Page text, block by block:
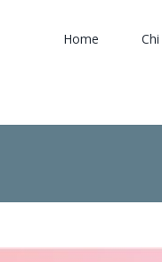
Home